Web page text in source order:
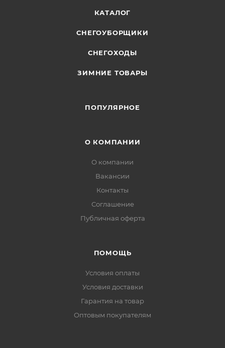
КАТАЛОГ
СНЕГОУБОРЩИКИ
СНЕГОХОДЫ
ЗИМНИЕ ТОВАРЫ
ПОПУЛЯРНОЕ
О КОМПАНИИ
О компании
Вакансии
Контакты
Соглашение
Публичная оферта
ПОМОЩЬ
Условия оплаты
Условия доставки
Гарантия на товар
Оптовым покупателям